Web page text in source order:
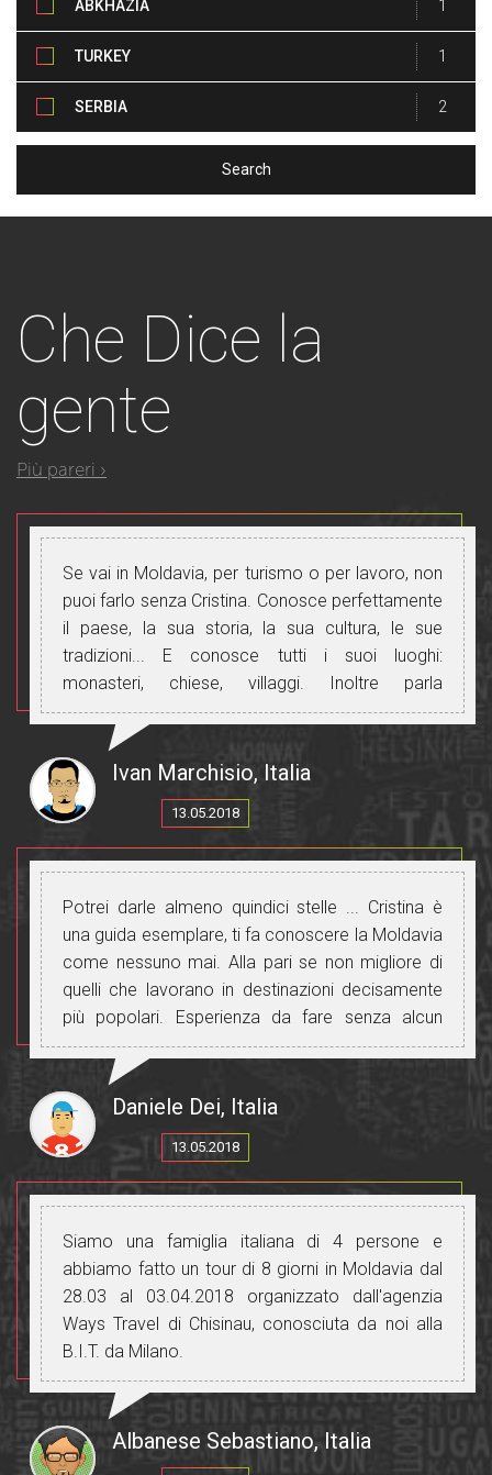
ABKHAZIA 1
TURKEY 1
SERBIA 2
Che Dice la
gente
Più pareri ›
Se vai in Moldavia, per turismo o per lavoro, non
puoi farlo senza Cristina. Conosce perfettamente
il paese, la sua storia, la sua cultura, le sue
tradizioni... E conosce tutti i suoi luoghi:
monasteri, chiese, villaggi. Inoltre parla
perfettamente russo, rumeno e italiano e ti
permetterà di comunicare con tutte le persone
che incontri.
Grazie, Cristina, per aver reso questo viaggio
bellissimo e indimenticabile.
Ivan Marchisio, Italia
13.05.2018
Potrei darle almeno quindici stelle ... Cristina è
una guida esemplare, ti fa conoscere la Moldavia
come nessuno mai. Alla pari se non migliore di
quelli che lavorano in destinazioni decisamente
più popolari. Esperienza da fare senza alcun
dubbio.
Daniele Dei, Italia
13.05.2018
Siamo una famiglia italiana di 4 persone e
abbiamo fatto un tour di 8 giorni in Moldavia dal
28.03 al 03.04.2018 organizzato dall'agenzia
Ways Travel di Chisinau, conosciuta da noi alla
B.I.T. da Milano.
Abbiamo avuto un'esperienza molto positiva, sia
per l'organizzazione, per la guida, l'autista con i
suoi mezzi di trasporto, i luoghi visitati, il cibo, i
vini che abbiamo assaggiato in molte occasioni
Albanese Sebastiano, Italia